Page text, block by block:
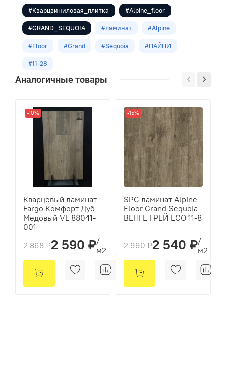
Коричневый
Класс
Укладка
Размеры
1220х183х4.0мм
Кол-во шт в уп
2,232
#Кварцвиниловая_плитка #Alpine_floor
#GRAND_SEQUOIA #ламинат #Alpine
#Floor #Grand #Sequoia #ПАЙНИ
#11-28
Аналогичные товары
-10%
Кварцевый ламинат
Fargo Комфорт Дуб
Медовый VL 88041-
001
2 868 ₽2 590 ₽/
м2
-15%
SPC ламинат Alpine
Floor Grand Sequoia
ВЕНГЕ ГРЕЙ ECO 11-8
2 990 ₽2 540 ₽/
м2